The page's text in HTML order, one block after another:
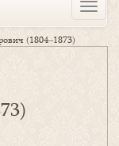
Toggle
(1804‒1873)